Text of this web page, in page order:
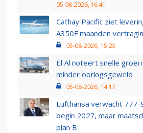
05-08-2026, 16:41
Cathay Pacific ziet
A350F maanden
05-08-2026, 15:25
El Al noteert snelle groei
minder oorlogsgeweld
05-08-2026, 14:17
Lufthansa verwacht 777-
begin 2027, maar
plan B